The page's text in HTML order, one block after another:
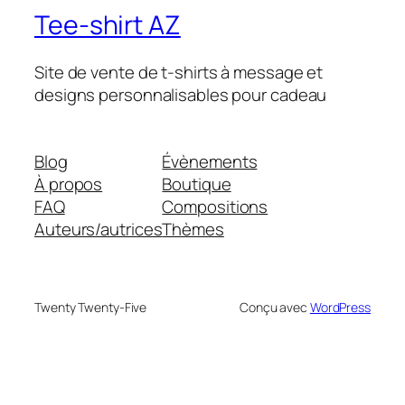
Tee-shirt AZ
Site de vente de t-shirts à message et
designs personnalisables pour cadeau
Blog
À propos
FAQ
Auteurs/autrices
Évènements
Boutique
Compositions
Thèmes
Twenty Twenty-Five Conçu avec WordPress